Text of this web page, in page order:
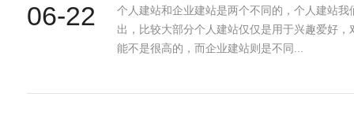
06-22
个人建站和企业建站是两个不同的，个人建站我
出，比较大部分个人建站仅仅是用于兴趣爱好
能不是很高的，而企业建站则是不同...